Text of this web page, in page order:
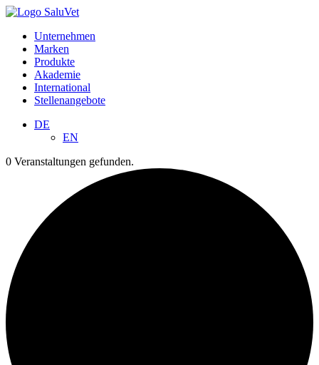
Unternehmen
Marken
Produkte
Akademie
International
Stellenangebote
DE
EN
0 Veranstaltungen gefunden.